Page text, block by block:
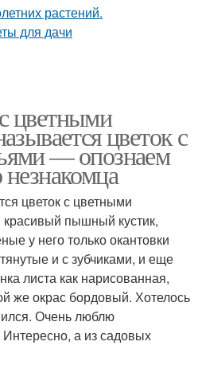
цветными
цветок с
— опознаем
цветок с цветными
пышный кустик,
у него только окантовки
и с зубчиками, и еще
листа как нарисованная,
же окрас бордовый. Хотелось
Очень люблю
а из садовых